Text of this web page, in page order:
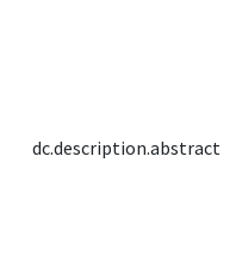
dc.description.abstract